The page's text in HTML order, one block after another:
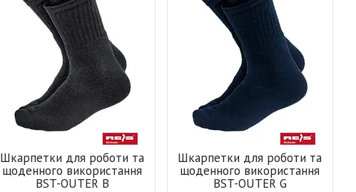
Шкарпетки для роботи та
щоденного використання
BST-OUTER B
Шкарпетки для роботи та
щоденного використання
BST-OUTER G